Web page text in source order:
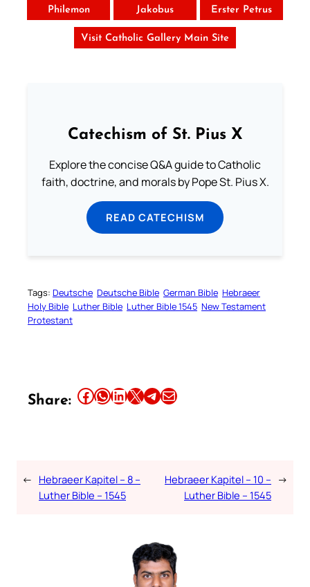
Philemon Jakobus Erster Petrus
Visit Catholic Gallery Main Site
Catechism of St. Pius X
Explore the concise Q&A guide to Catholic
faith, doctrine, and morals by Pope St. Pius X.
READ CATECHISM
Tags: Deutsche Deutsche Bible German Bible Hebraeer
Holy Bible Luther Bible Luther Bible 1545 New Testament
Protestant
Share: Share this article on Facebook Share this article on WhatsApp Share this article on LinkedIn Share this article on X Share this article on TelegramEmail this Article
← Hebraeer Kapitel – 8 –
Luther Bible – 1545
Hebraeer Kapitel – 10 –
Luther Bible – 1545
→